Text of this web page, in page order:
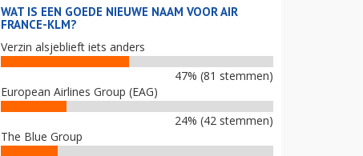
WAT IS EEN GOEDE NIEUWE NAAM VOOR AIR
FRANCE-KLM?
Verzin alsjeblieft iets anders
47% (81 stemmen)
European Airlines Group (EAG)
24% (42 stemmen)
The Blue Group